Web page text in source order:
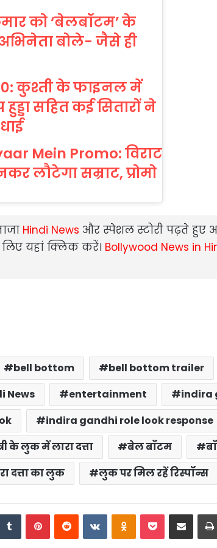
को ‘बेलबॉटम’ के
अभिनेता बोले- जैसे ही
कुश्ती के फाइनल में
सहित कई सितारों ने
Mein Promo: व‍िराट
लौटेगा सम्राट, प्रोमो
Hindi News और स्‍पेशल स्‍टोरी पढ़ते हुए
यहां क्लिक करें। Bollywood News in
bell bottom bell bottom trailer
News
entertainment
indira
indira gandhi role look response
के लुक में लारा दत्ता बेल बॉटम
दत्ता का लुक
लुक पर मिल रहें रिस्पॉन्स
TumblrPinterestReddit VKontakteOdnoklassniki
PocketShare via Email